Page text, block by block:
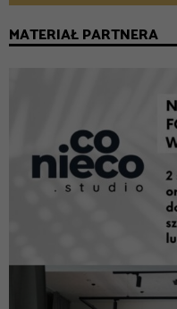
MATERIAŁ PARTNERA